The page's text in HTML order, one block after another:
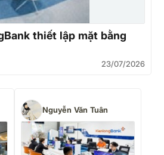
thiết lập mặt bằng
23/07/2026
Nguyễn Văn Tuân